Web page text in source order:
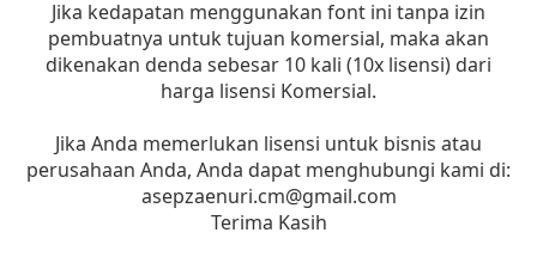
Jika kedapatan menggunakan font ini tanpa izin
pembuatnya untuk tujuan komersial, maka akan
dikenakan denda sebesar 10 kali (10x lisensi) dari
harga lisensi Komersial.
Jika Anda memerlukan lisensi untuk bisnis atau
perusahaan Anda, Anda dapat menghubungi kami di:
asepzaenuri.cm@gmail.com
Terima Kasih